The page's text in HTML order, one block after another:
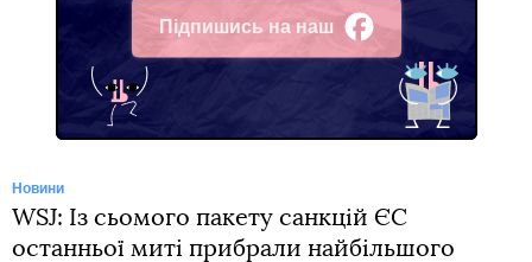
Підпишись на наш
Facebook
Новини
WSJ: Із сьомого пакету санкцій ЄС
останньої миті прибрали найбільшого